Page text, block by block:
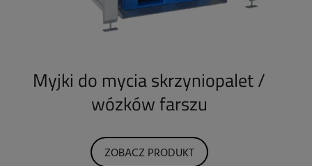
Myjki do mycia skrzyniopalet /
wózków farszu
ZOBACZ PRODUKT